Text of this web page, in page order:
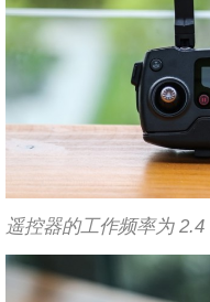
遥控器的工作频率为